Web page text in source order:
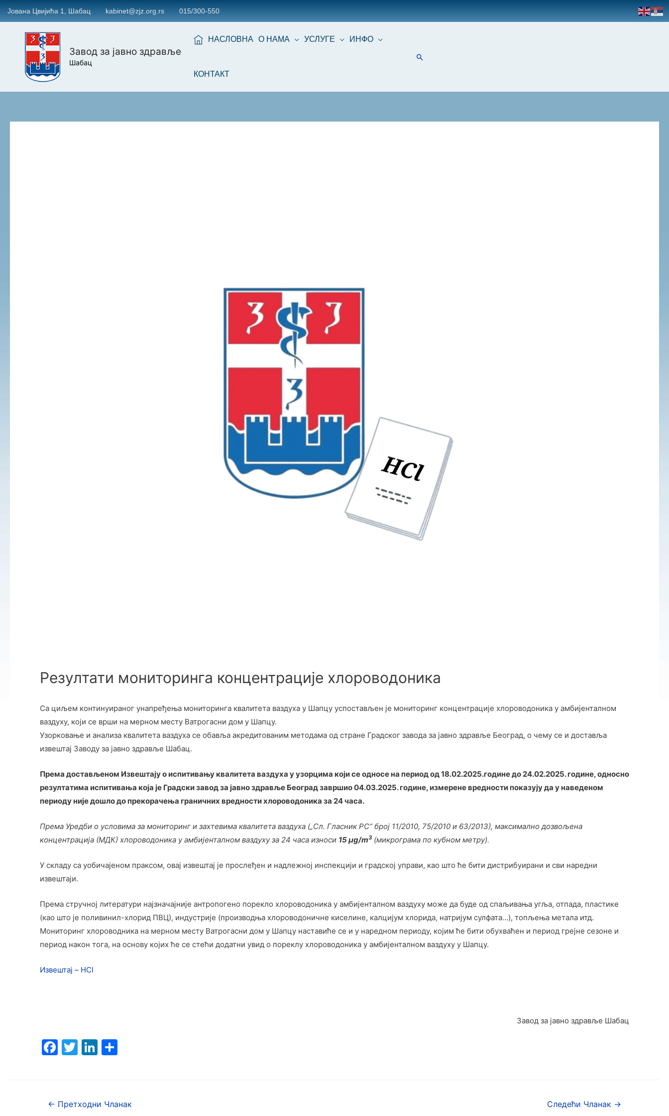
Јована Цвијића 1, Шабац kabinet@zjz.org.rs 015/300-550
Завод за јавно здравље
Шабац
НАСЛОВНА О НАМА УСЛУГЕ ИНФО
КОНТАКТ
Резултати мониторинга концентрације хлороводоника
Са циљем континуираног унапређења мониторинга квалитета ваздуха у Шапцу успостављен је мониторинг концентрације хлороводоника у амбијенталном
ваздуху, који се врши на мерном месту Ватрогасни дом у Шапцу.
Узорковање и анализа квалитета ваздуха се обавља акредитованим методама од стране Градског завода за јавно здравље Београд, о чему се и доставља
извештај Заводу за јавно здравље Шабац.
Према достављеном Извештају о испитивању квалитета ваздуха у узорцима који се односе на период од 18.02.2025.године до 24.02.2025. године, односно
резултатима испитивања која је Градски завод за јавно здравље Београд завршио 04.03.2025. године, измерене вредности показују да у наведеном
периоду није дошло до прекорачења граничних вредности хлороводоника за 24 часа.
Према Уредби о условима за мониторинг и захтевима квалитета ваздуха („Сл. Гласник РС“ број 11/2010, 75/2010 и 63/2013), максимално дозвољена
концентрација (МДК) хлороводоника у амбијенталном ваздуху за 24 часа износи 15 µg/m3(микрограма по кубном метру).
У складу са уобичајеном праксом, овај извештај је прослеђен и надлежној инспекцији и градској управи, као што ће бити дистрибуирани и сви наредни
извештаји.
Према стручној литератури најзначајније антропогено порекло хлороводоника у амбијенталном ваздуху може да буде од спаљивања угља, отпада, пластике
(као што је поливинил-хлорид ПВЦ), индустрије (производња хлороводоничне киселине, калцијум хлорида, натријум сулфата…), топљења метала итд.
Мониторинг хлороводника на мерном месту Ватрогасни дом у Шапцу наставиће се и у наредном периоду, којим ће бити обухваћен и период грејне сезоне и
период након тога, на основу којих ће се стећи додатни увид о пореклу хлороводоника у амбијенталном ваздуху у Шапцу.
Извештај – HCl
Завод за јавно здравље Шабац
F
b
T Li
dI
S
← Претходни Чланак Следећи Чланак →